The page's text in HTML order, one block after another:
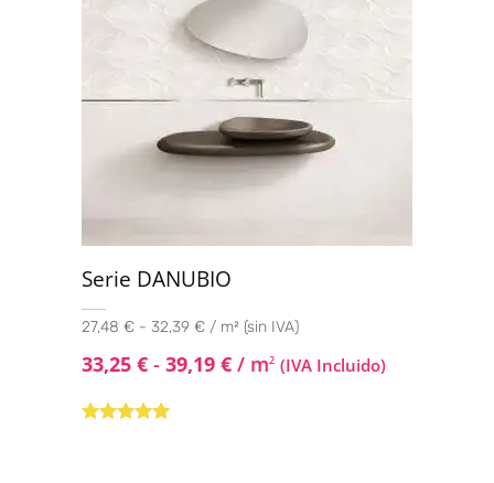
Serie DANUBIO
27,48 € - 32,39 € / m² (sin IVA)
33,25 € - 39,19 € / m2 (IVA Incluido)